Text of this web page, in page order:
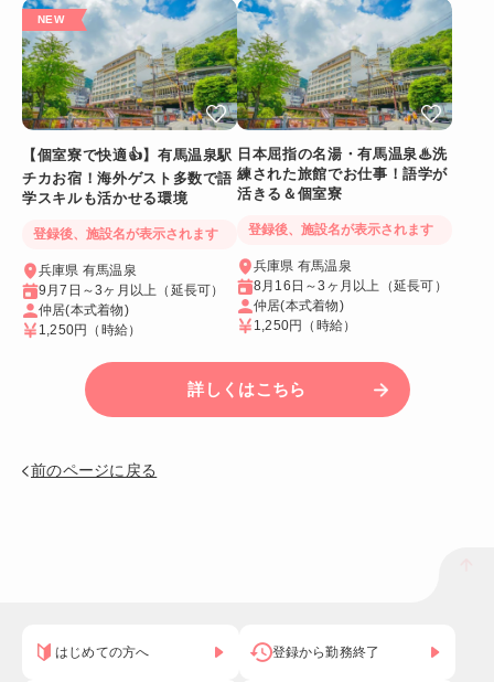
【個室寮で快適👍】有馬温泉駅
チカお宿！海外ゲスト多数で語
学スキルも活かせる環境
登録後、施設名が表示されます
兵庫県 有馬温泉
9月7日～3ヶ月以上（延長可）
仲居(本式着物)
1,250円
（時給）
日本屈指の名湯・有馬温泉♨洗
練された旅館でお仕事！語学が
活きる＆個室寮
登録後、施設名が表示されます
兵庫県 有馬温泉
8月16日～3ヶ月以上（延長可）
仲居(本式着物)
1,250円
（時給）
詳しくはこちら
前のページに戻る
はじめての方へ 登録から勤務終了